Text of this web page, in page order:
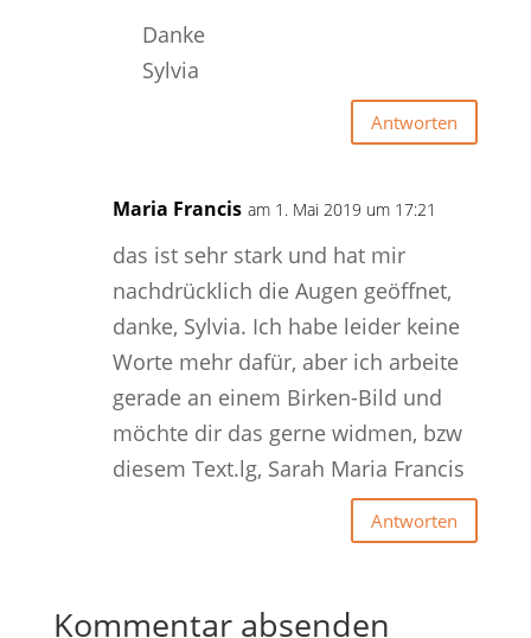
Danke
Sylvia
Antworten
Maria Francis am 1. Mai 2019 um 17:21
das ist sehr stark und hat mir
nachdrücklich die Augen geöffnet,
danke, Sylvia. Ich habe leider keine
Worte mehr dafür, aber ich arbeite
gerade an einem Birken-Bild und
möchte dir das gerne widmen, bzw
diesem Text.lg, Sarah Maria Francis
Antworten
Kommentar absenden